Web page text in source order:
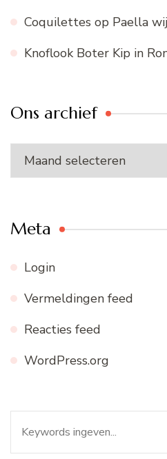
Coquilettes op Paella
Knoflook Boter Kip in
Ons archief
Ons
Meta
Login
Vermeldingen feed
Reacties feed
WordPress.org
naar: